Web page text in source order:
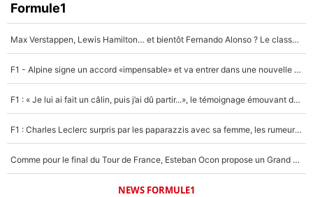
Formule1
Max Verstappen, Lewis Hamilton… et bientôt Fernando Alonso ? Le classement des pilotes les mieux payés en Formule 1 risque de changer !
F1 - Alpine signe un accord «impensable» et va entrer dans une nouvelle dimension : Grande nouvelle pour Pierre Gasly !
F1 : « Je lui ai fait un câlin, puis j’ai dû partir...», le témoignage émouvant de Max Verstappen sur sa fille
F1 : Charles Leclerc surpris par les paparazzis avec sa femme, les rumeurs étaient vraies !
Comme pour le final du Tour de France, Esteban Ocon propose un Grand Prix de Formule 1 à Paris : «Autour de l’Arc de Triomphe, ce serait génial» !
NEWS FORMULE1